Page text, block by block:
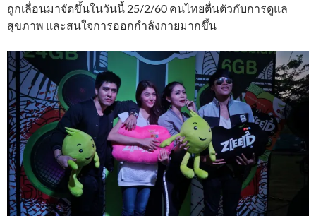
ถูกเลื่อนมาจัดขึ้นในวันนี้ 25/2/60 คนไทยตื่นตัวกับการดูแล
สุขภาพ และสนใจการออกกำลังกายมากขึ้น